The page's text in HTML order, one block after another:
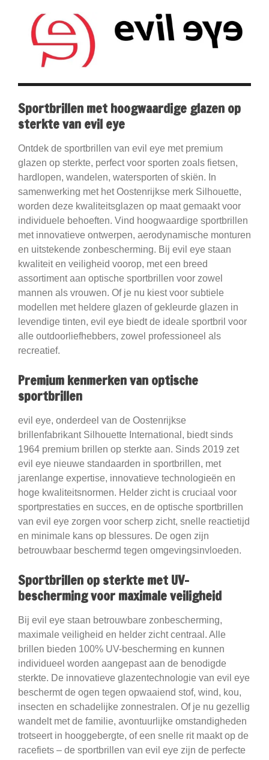
Sportbrillen met hoogwaardige glazen op
sterkte van evil eye
Ontdek de sportbrillen van evil eye met premium
glazen op sterkte, perfect voor sporten zoals fietsen,
hardlopen, wandelen, watersporten of skiën. In
samenwerking met het Oostenrijkse merk Silhouette,
worden deze kwaliteitsglazen op maat gemaakt voor
individuele behoeften. Vind hoogwaardige sportbrillen
met innovatieve ontwerpen, aerodynamische monturen
en uitstekende zonbescherming. Bij evil eye staan
kwaliteit en veiligheid voorop, met een breed
assortiment aan optische sportbrillen voor zowel
mannen als vrouwen. Of je nu kiest voor subtiele
modellen met heldere glazen of gekleurde glazen in
levendige tinten, evil eye biedt de ideale sportbril voor
alle outdoorliefhebbers, zowel professioneel als
recreatief.
Premium kenmerken van optische
sportbrillen
evil eye, onderdeel van de Oostenrijkse
brillenfabrikant Silhouette International, biedt sinds
1964 premium brillen op sterkte aan. Sinds 2019 zet
evil eye nieuwe standaarden in sportbrillen, met
jarenlange expertise, innovatieve technologieën en
hoge kwaliteitsnormen. Helder zicht is cruciaal voor
sportprestaties en succes, en de optische sportbrillen
van evil eye zorgen voor scherp zicht, snelle reactietijd
en minimale kans op blessures. De ogen zijn
betrouwbaar beschermd tegen omgevingsinvloeden.
Sportbrillen op sterkte met UV-
bescherming voor maximale veiligheid
Bij evil eye staan betrouwbare zonbescherming,
maximale veiligheid en helder zicht centraal. Alle
brillen bieden 100% UV-bescherming en kunnen
individueel worden aangepast aan de benodigde
sterkte. De innovatieve glazentechnologie van evil eye
beschermt de ogen tegen opwaaiend stof, wind, kou,
insecten en schadelijke zonnestralen. Of je nu gezellig
wandelt met de familie, avontuurlijke omstandigheden
trotseert in hooggebergte, of een snelle rit maakt op de
racefiets – de sportbrillen van evil eye zijn de perfecte